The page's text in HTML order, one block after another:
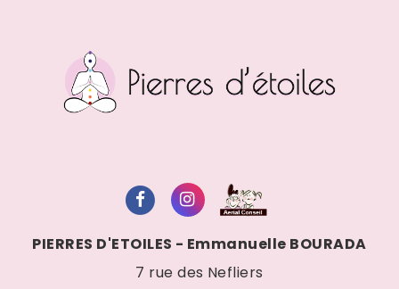
PIERRES D'ETOILES - Emmanuelle BOURADA
7 rue des Nefliers